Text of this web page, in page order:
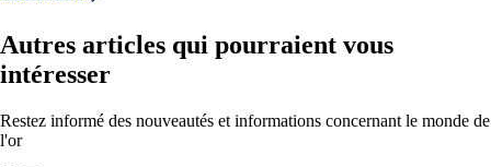
Autres articles qui pourraient vous
intéresser
Restez informé des nouveautés et informations concernant le monde de
l'or